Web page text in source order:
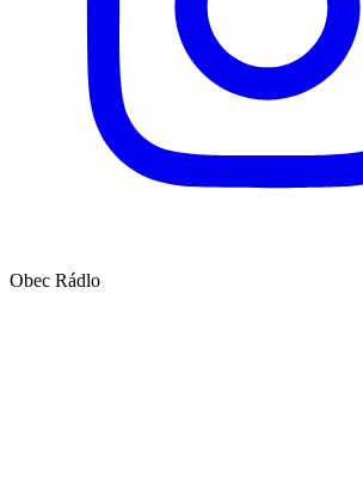
Obec Rádlo